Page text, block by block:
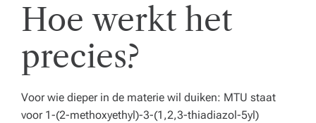
Hoe werkt het
precies?
Voor wie dieper in de materie wil duiken: MTU staat
voor 1-(2-methoxyethyl)-3-(1,2,3-thiadiazol-5yl)